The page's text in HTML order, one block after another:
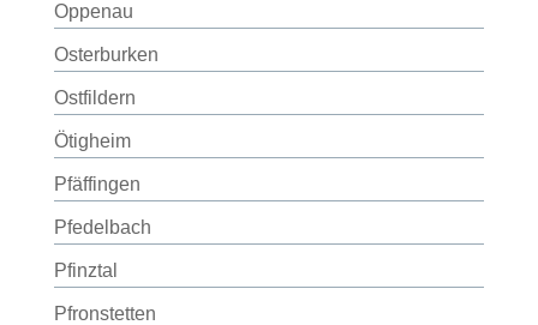
Oppenau
Osterburken
Ostfildern
Ötigheim
Pfäffingen
Pfedelbach
Pfinztal
Pfronstetten